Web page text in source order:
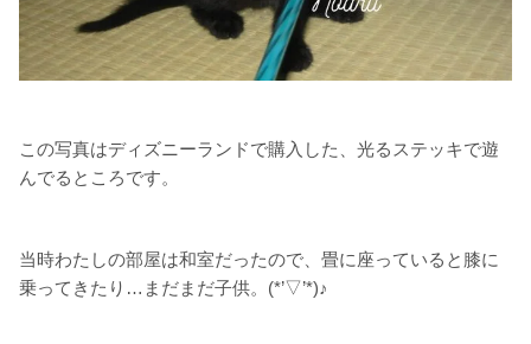
この写真はディズニーランドで購入した、光るステッキで遊
んでるところです。
当時わたしの部屋は和室だったので、畳に座っていると膝に
乗ってきたり…まだまだ子供。(*’▽’*)♪